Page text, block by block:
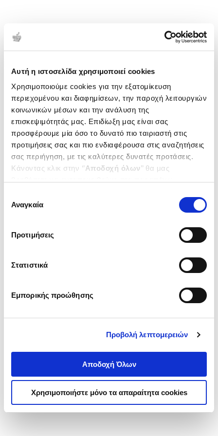
Αυτή η ιστοσελίδα χρησιμοποιεί cookies
Χρησιμοποιούμε cookies για την εξατομίκευση
περιεχομένου και διαφημίσεων, την παροχή λειτουργιών
κοινωνικών μέσων και την ανάλυση της
επισκεψιμότητάς μας. Επιδίωξη μας είναι σας
προσφέρουμε μία όσο το δυνατό πιο ταιριαστή στις
προτιμήσεις σας και πιο ενδιαφέρουσα στις αναζητήσεις
σας περιήγηση, με τις καλύτερες δυνατές προτάσεις.
Κάνοντας κλικ στην ‘’Αποδοχή όλων’’ θα μας
ενδιαφέρουν και να επιλέξετε από τα παρακάτω με την
΄΄και να ενημερωθείτε σχετικά με
συγκατάθεσης
Αναγκαία
Προτιμήσεις
Στατιστικά
Εμπορικής προώθησης
Προβολή λεπτομερειών
Αποδοχή Όλων
Χρησιμοποιήστε μόνο τα απαραίτητα cookies